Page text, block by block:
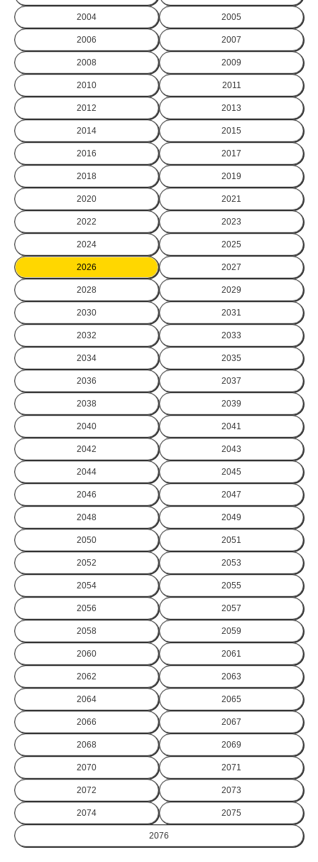
2004 2005
2006 2007
2008 2009
2010 2011
2012 2013
2014 2015
2016 2017
2018 2019
2020 2021
2022 2023
2024 2025
2026 2027
2028 2029
2030 2031
2032 2033
2034 2035
2036 2037
2038 2039
2040 2041
2042 2043
2044 2045
2046 2047
2048 2049
2050 2051
2052 2053
2054 2055
2056 2057
2058 2059
2060 2061
2062 2063
2064 2065
2066 2067
2068 2069
2070 2071
2072 2073
2074 2075
2076